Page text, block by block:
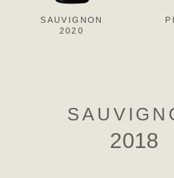
SAUVIGNON
2020
2018